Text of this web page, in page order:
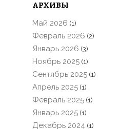
АРХИВЫ
Май 2026 (1)
Февраль 2026 (2)
Январь 2026 (3)
Ноябрь 2025 (1)
Сентябрь 2025 (1)
Апрель 2025 (1)
Февраль 2025 (1)
Январь 2025 (1)
Декабрь 2024 (1)